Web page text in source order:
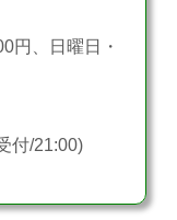
円、日曜日・
付/21:00)